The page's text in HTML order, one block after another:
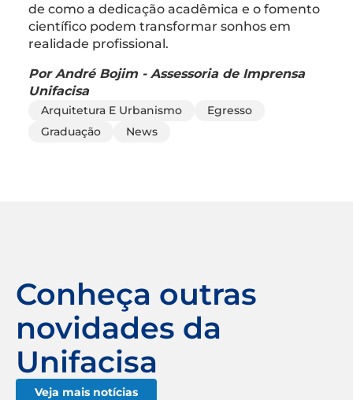
de como a dedicação acadêmica e o fomento
científico podem transformar sonhos em
realidade profissional.
Por André Bojim - Assessoria de Imprensa
Unifacisa
Arquitetura E Urbanismo
Egresso
Graduação
News
Conheça outras
novidades da
Unifacisa
Veja mais notícias